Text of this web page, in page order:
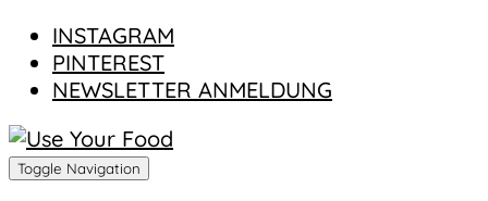
SOCIALMEDIA
INSTAGRAM
PINTEREST
NEWSLETTER ANMELDUNG
Toggle Navigation